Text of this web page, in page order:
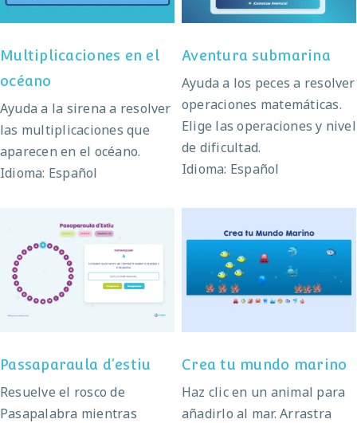
Multiplicaciones en el
océano
Ayuda a la sirena a resolver
las multiplicaciones que
aparecen en el océano.
Idioma: Español
Aventura submarina
Ayuda a los peces a resolver
operaciones matemáticas.
Elige las operaciones y nivel
de dificultad.
Idioma: Español
Passaparaula d’estiu
Passaparaula d’estiu
Resuelve el rosco de
Pasapalabra mientras
Crea tu mundo
marino
Crea tu mundo marino
Haz clic en un animal para
añadirlo al mar. Arrastra